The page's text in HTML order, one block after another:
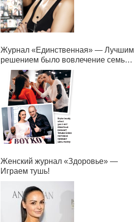
Журнал «Единственная» — Лучшим
решением было вовлечение семьи в
бизнес.
Женский журнал «Здоровье» —
Играем тушь!